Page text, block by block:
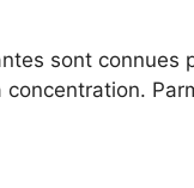
sont
concentration.